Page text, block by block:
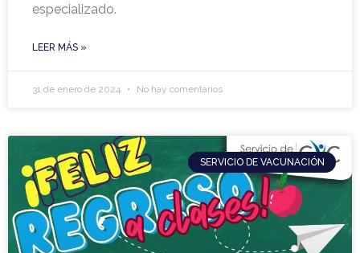
especializado.
LEER MÁS »
31 de enero de 2024 No hay comentarios
SERVICIO DE VACUNACIÓN